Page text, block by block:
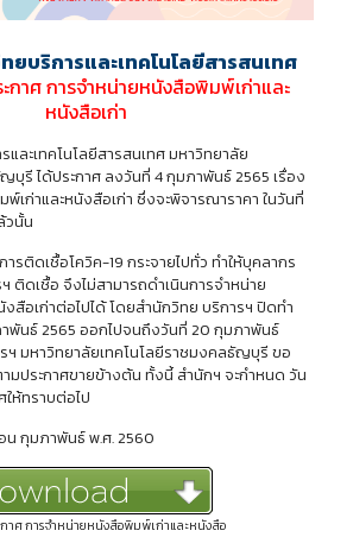
ยบริการและเทคโนโลยีสารสนเทศ
กาศการจําหน่ายหนังสือพิมพ์เก่าและ
หนังสือเก่า
ละเทคโนโลยีสารสนเทศ มหาวิทยาลัย
บุรี ได้ประกาศ ลงวันที่ 4 กุมภาพันธ์ 2565 เรื่อง
เก่าและหนังสือเก่า ซึ่งจะพิจารณาราคา ในวันที่
วนั้น
รติดเชื้อโควิค-19 กระจายไปทั่ว ทําให้บุคลากร
ติดเชื้อ จึงไม่สามารถดําเนินการจําหน่าย
สือเก่าต่อไปได้ โดยสํานักวิทย บริการฯ ปิดทํา
พันธ์ 2565 ออกไปจนถึงวันที่ 20 กุมภาพันธ์
ฯ มหาวิทยาลัยเทคโนโลยีราชมงคลธัญบุรี ขอ
ประกาศขายข้างต้น ทั้งนี้ สํานักฯ จะกําหนด วัน
ให้ทราบต่อไป
น กุมภาพันธ์ พ.ศ. 2560
าศ การจําหน่ายหนังสือพิมพ์เก่าและหนังสือ